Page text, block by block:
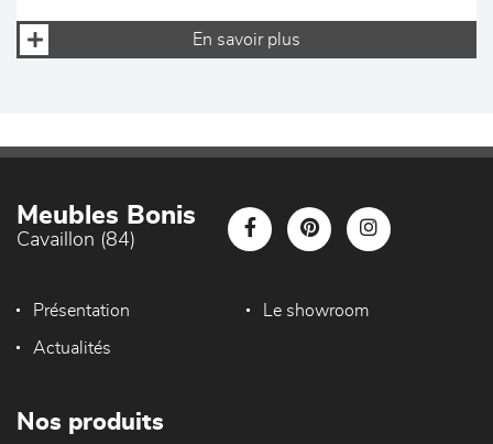
En savoir plus
Meubles Bonis
Cavaillon (84)
Présentation Le showroom
Actualités
Nos produits